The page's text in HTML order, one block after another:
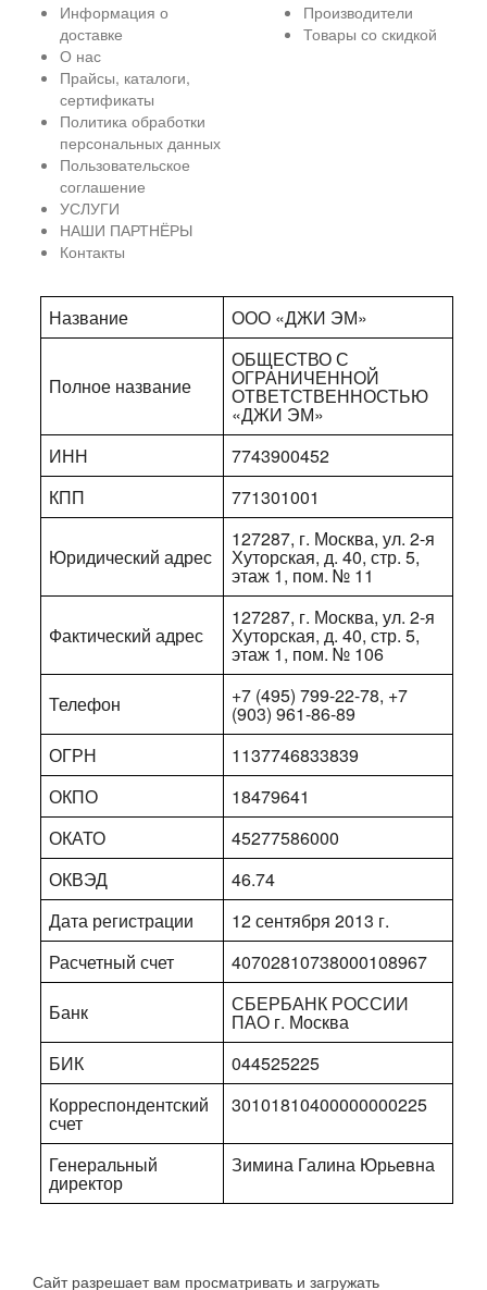
Информация о
доставке
О нас
Прайсы, каталоги,
сертификаты
Политика обработки
персональных данных
Пользовательское
соглашение
УСЛУГИ
НАШИ ПАРТНЁРЫ
Контакты
Производители
Товары со скидкой
Название ООО «ДЖИ ЭМ»
Полное название
ОБЩЕСТВО С
ОГРАНИЧЕННОЙ
ОТВЕТСТВЕННОСТЬЮ
«ДЖИ ЭМ»
ИНН
7743900452
КПП
771301001
Юридический адрес
127287, г. Москва, ул. 2-я
Хуторская, д. 40, стр. 5,
этаж 1, пом. № 11
Фактический адрес
127287, г. Москва, ул. 2-я
Хуторская, д. 40, стр. 5,
этаж 1, пом. № 106
Телефон
+7 (495) 799-22-78, +7
(903) 961-86-89
ОГРН
1137746833839
ОКПО
18479641
ОКАТО
45277586000
ОКВЭД
46.74
Дата регистрации
12 сентября 2013 г.
Расчетный счет
40702810738000108967
Банк
СБЕРБАНК РОССИИ
ПАО г. Москва
БИК
044525225
Корреспондентский
счет
30101810400000000225
Генеральный
директор
Зимина Галина Юрьевна
Сайт разрешает вам просматривать и загружать